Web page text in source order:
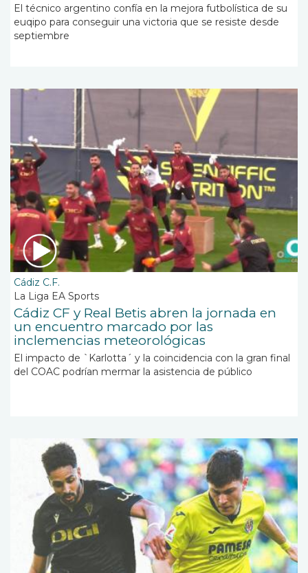
El técnico argentino confía en la mejora futbolística de su
euqipo para conseguir una victoria que se resiste desde
septiembre
Cádiz C.F.
La Liga EA Sports
Cádiz CF y Real Betis abren la jornada en
un encuentro marcado por las
inclemencias meteorológicas
El impacto de `Karlotta´ y la coincidencia con la gran final
del COAC podrían mermar la asistencia de público